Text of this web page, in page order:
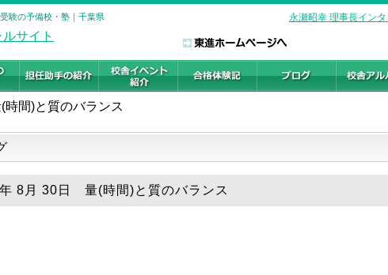
験の予備校・塾｜千葉県 永瀬昭幸 理事長インタ
時間)と質のバランス
8月 30日 量(時間)と質のバランス